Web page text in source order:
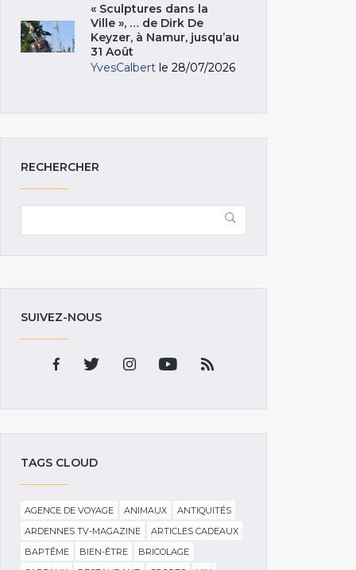
« Sculptures dans la
Ville », … de Dirk De
Keyzer, à Namur, jusqu’au
31 Août
YvesCalbert le 28/07/2026
RECHERCHER
SUIVEZ-NOUS
TAGS CLOUD
AGENCE DE VOYAGE ANIMAUX
ANTIQUITÉS
ARDENNES TV-MAGAZINE
ARTICLES CADEAUX
BAPTÊME
BIEN-ÊTRE
BRICOLAGE